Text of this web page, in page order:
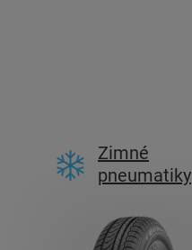
Zimné
pneumatiky